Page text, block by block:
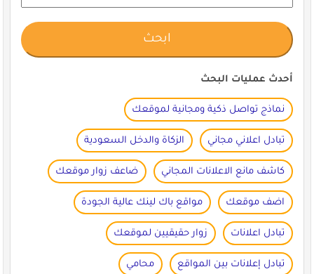
أحدث عمليات البحث
نماذج تواصل ذكية ومجانية لموقعك
تبادل اعلاني مجاني الزكاة والدخل السعودية
كاشف مانع الاعلانات المجاني ضاعف زوار موقعك
اضف موقعك مواقع باك لينك عالية الجودة
تبادل اعلانات زوار حقيقيين لموقعك
تبادل إعلانات بين المواقع محامي